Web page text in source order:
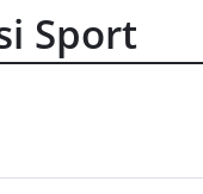
Sport